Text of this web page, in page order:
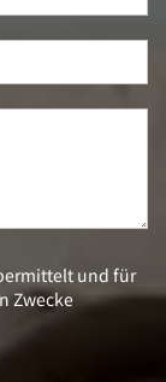
und für
Zwecke